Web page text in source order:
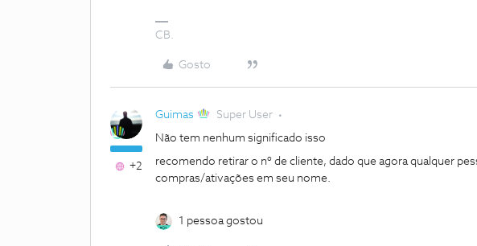
CB.
Gosto
+2
Guimas Super User
Não tem nenhum significado isso
recomendo retirar o nº de cliente, dado que agora qualquer
compras/ativações em seu nome.
1 pessoa gostou